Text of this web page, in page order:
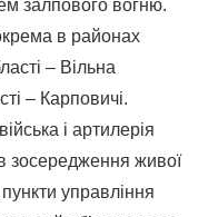
залпового вогню.
в районах
– Вільна
– Карповичі.
і артилерія
зосередження живої
управління